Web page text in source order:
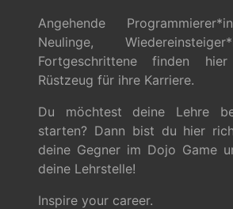
Angehende
Neulinge,
Fortgeschrittene finden
Rüstzeug für ihre Karriere.
Du möchtest deine Lehre
starten? Dann bist du hier
deine Gegner im Dojo Game
deine Lehrstelle!
Inspire your career.